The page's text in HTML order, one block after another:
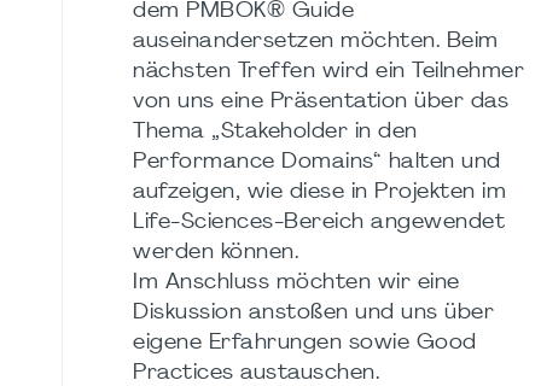
dem PMBOK® Guide
auseinandersetzen möchten. Beim
nächsten Treffen wird ein Teilnehmer
von uns eine Präsentation über das
Thema „Stakeholder in den
Performance Domains“ halten und
aufzeigen, wie diese in Projekten im
Life-Sciences-Bereich angewendet
werden können.
Im Anschluss möchten wir eine
Diskussion anstoßen und uns über
eigene Erfahrungen sowie Good
Practices austauschen.